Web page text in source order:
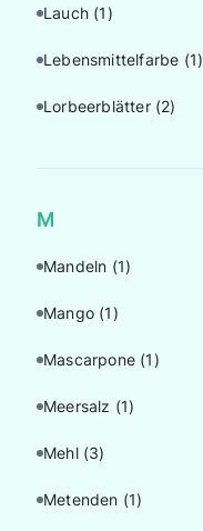
Lauch (1)
Lebensmittelfarbe (1)
Lorbeerblätter (2)
M
Mandeln (1)
Mango (1)
Mascarpone (1)
Meersalz (1)
Mehl (3)
Metenden (1)